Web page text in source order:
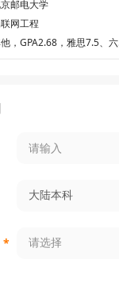
邮电大学
网工程
，GPA2.68，雅思7.5、六
大陆本科
* 请选择